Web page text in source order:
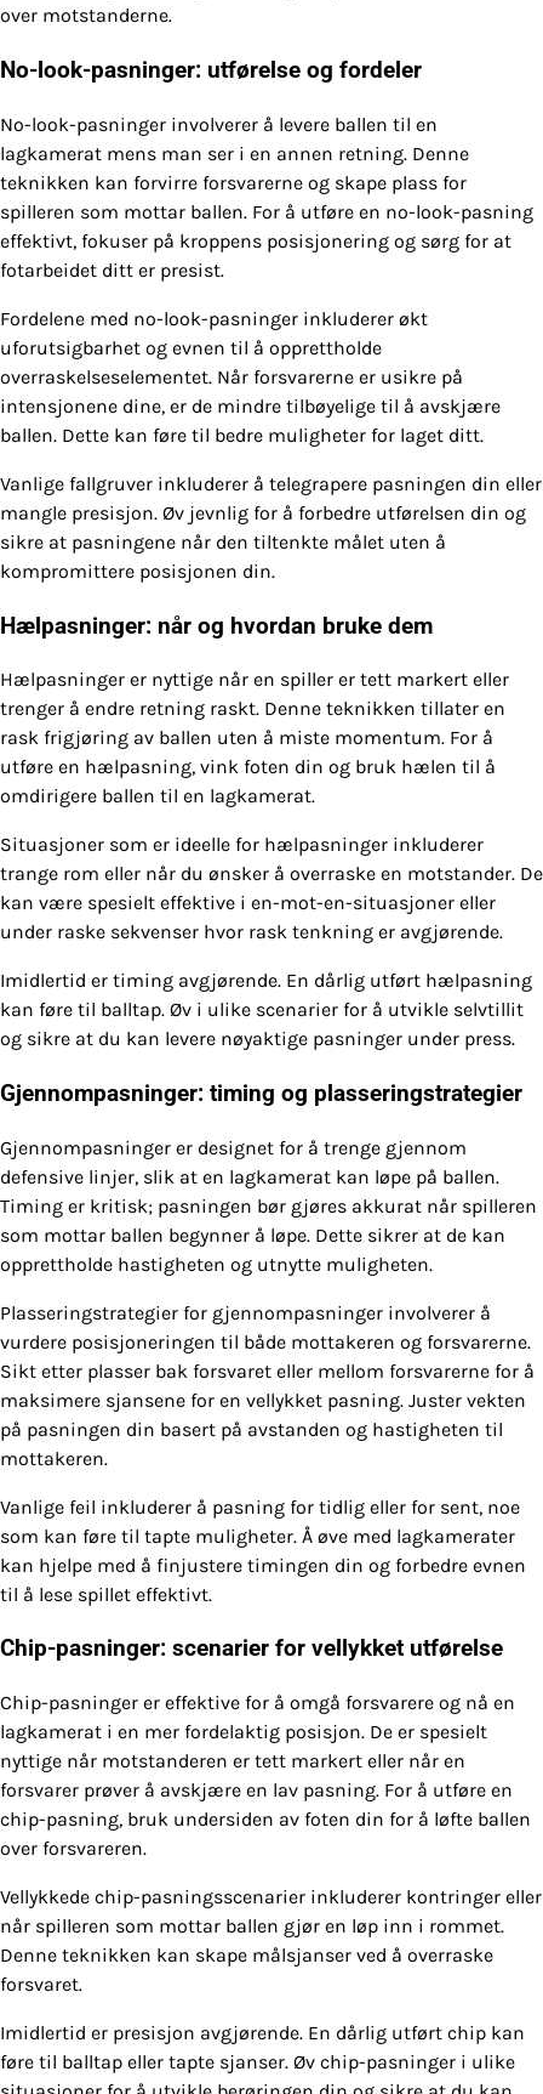
over motstanderne.
No-look-pasninger: utførelse og fordeler
No-look-pasninger involverer å levere ballen til en
lagkamerat mens man ser i en annen retning. Denne
teknikken kan forvirre forsvarerne og skape plass for
spilleren som mottar ballen. For å utføre en no-look-pasning
effektivt, fokuser på kroppens posisjonering og sørg for at
fotarbeidet ditt er presist.
Fordelene med no-look-pasninger inkluderer økt
uforutsigbarhet og evnen til å opprettholde
overraskelseselementet. Når forsvarerne er usikre på
intensjonene dine, er de mindre tilbøyelige til å avskjære
ballen. Dette kan føre til bedre muligheter for laget ditt.
Vanlige fallgruver inkluderer å telegrapere pasningen din eller
mangle presisjon. Øv jevnlig for å forbedre utførelsen din og
sikre at pasningene når den tiltenkte målet uten å
kompromittere posisjonen din.
Hælpasninger: når og hvordan bruke dem
Hælpasninger er nyttige når en spiller er tett markert eller
trenger å endre retning raskt. Denne teknikken tillater en
rask frigjøring av ballen uten å miste momentum. For å
utføre en hælpasning, vink foten din og bruk hælen til å
omdirigere ballen til en lagkamerat.
Situasjoner som er ideelle for hælpasninger inkluderer
trange rom eller når du ønsker å overraske en motstander. De
kan være spesielt effektive i en-mot-en-situasjoner eller
under raske sekvenser hvor rask tenkning er avgjørende.
Imidlertid er timing avgjørende. En dårlig utført hælpasning
kan føre til balltap. Øv i ulike scenarier for å utvikle selvtillit
og sikre at du kan levere nøyaktige pasninger under press.
Gjennompasninger: timing og plasseringstrategier
Gjennompasninger er designet for å trenge gjennom
defensive linjer, slik at en lagkamerat kan løpe på ballen.
Timing er kritisk; pasningen bør gjøres akkurat når spilleren
som mottar ballen begynner å løpe. Dette sikrer at de kan
opprettholde hastigheten og utnytte muligheten.
Plasseringstrategier for gjennompasninger involverer å
vurdere posisjoneringen til både mottakeren og forsvarerne.
Sikt etter plasser bak forsvaret eller mellom forsvarerne for å
maksimere sjansene for en vellykket pasning. Juster vekten
på pasningen din basert på avstanden og hastigheten til
mottakeren.
Vanlige feil inkluderer å pasning for tidlig eller for sent, noe
som kan føre til tapte muligheter. Å øve med lagkamerater
kan hjelpe med å finjustere timingen din og forbedre evnen
til å lese spillet effektivt.
Chip-pasninger: scenarier for vellykket utførelse
Chip-pasninger er effektive for å omgå forsvarere og nå en
lagkamerat i en mer fordelaktig posisjon. De er spesielt
nyttige når motstanderen er tett markert eller når en
forsvarer prøver å avskjære en lav pasning. For å utføre en
chip-pasning, bruk undersiden av foten din for å løfte ballen
over forsvareren.
Vellykkede chip-pasningsscenarier inkluderer kontringer eller
når spilleren som mottar ballen gjør en løp inn i rommet.
Denne teknikken kan skape målsjanser ved å overraske
forsvaret.
Imidlertid er presisjon avgjørende. En dårlig utført chip kan
føre til balltap eller tapte sjanser. Øv chip-pasninger i ulike